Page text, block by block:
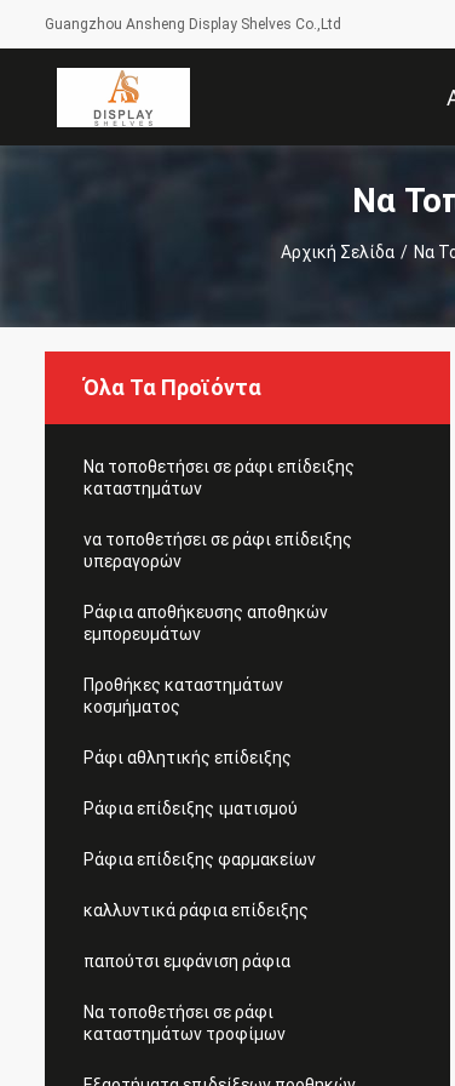
Guangzhou Ansheng Display Shelves Co.,Ltd
Να
Αρχική Σελίδα / Να
Όλα Τα Προϊόντα
Να τοποθετήσει σε ράφι επίδειξης
καταστημάτων
να τοποθετήσει σε ράφι επίδειξης
υπεραγορών
Ράφια αποθήκευσης αποθηκών
εμπορευμάτων
Προθήκες καταστημάτων
κοσμήματος
Ράφι αθλητικής επίδειξης
Ράφια επίδειξης ιματισμού
Ράφια επίδειξης φαρμακείων
καλλυντικά ράφια επίδειξης
παπούτσι εμφάνιση ράφια
Να τοποθετήσει σε ράφι
καταστημάτων τροφίμων